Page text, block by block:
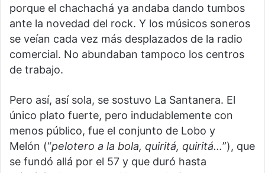
porque el chachachá ya andaba dando tumbos
ante la novedad del rock. Y los músicos soneros
se veían cada vez más desplazados de la radio
comercial. No abundaban tampoco los centros
de trabajo.
Pero así, así sola, se sostuvo La Santanera. El
único plato fuerte, pero indudablemente con
menos público, fue el conjunto de Lobo y
Melón (“pelotero a la bola, quiritá, quiritá…”), que
se fundó allá por el 57 y que duró hasta